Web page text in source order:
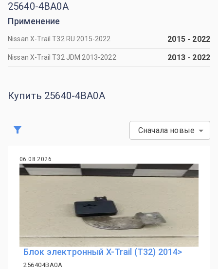
25640-4BA0A
Применение
Nissan X-Trail T32 RU 2015-2022 2015- 2022
Nissan X-Trail T32 JDM 2013-2022 2013- 2022
Купить 25640-4BA0A
Сначала новые
06.08.2026
Блок электронный X-Trail (T32) 2014>
256404BA0A